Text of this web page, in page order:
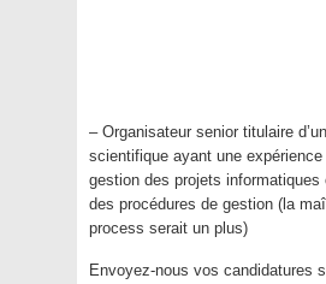
– Organisateur senior titulaire
scientifique ayant une
gestion des projets informatiques
des procédures de gestion (la
process serait un plus)
Envoyez-nous vos candidatures